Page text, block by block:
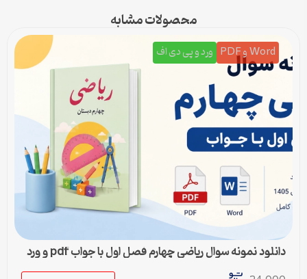
محصولات مشابه
Word و PDF ورد و پی دی اف
دانلود نمونه سوال ریاضی چهارم فصل اول با جواب pdf و ورد